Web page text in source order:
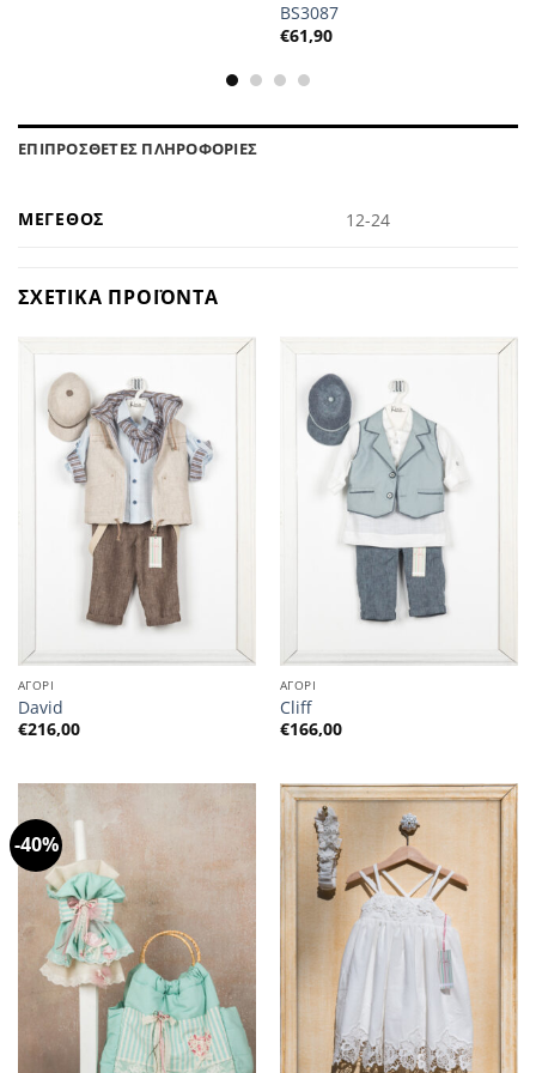
BS3087
€61,90
ΕΠΙΠΡΟΣΘΕΤΕΣ ΠΛΗΡΟΦΟΡΙΕΣ
ΜΕΓΕΘΟΣ 12-24
ΣΧΕΤΙΚΑ ΠΡΟΪΟΝΤΑ
ΑΓΟΡΙ
David
€216,00
ΑΓΟΡΙ
Cliff
€166,00
-40%